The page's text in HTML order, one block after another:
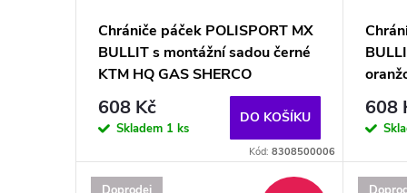
Chrániče páček POLISPORT MX
BULLIT s montážní sadou černé
KTM HQ GAS SHERCO
608 Kč
Skladem 1 ks
DO KOŠÍKU
Kód:8308500006
608